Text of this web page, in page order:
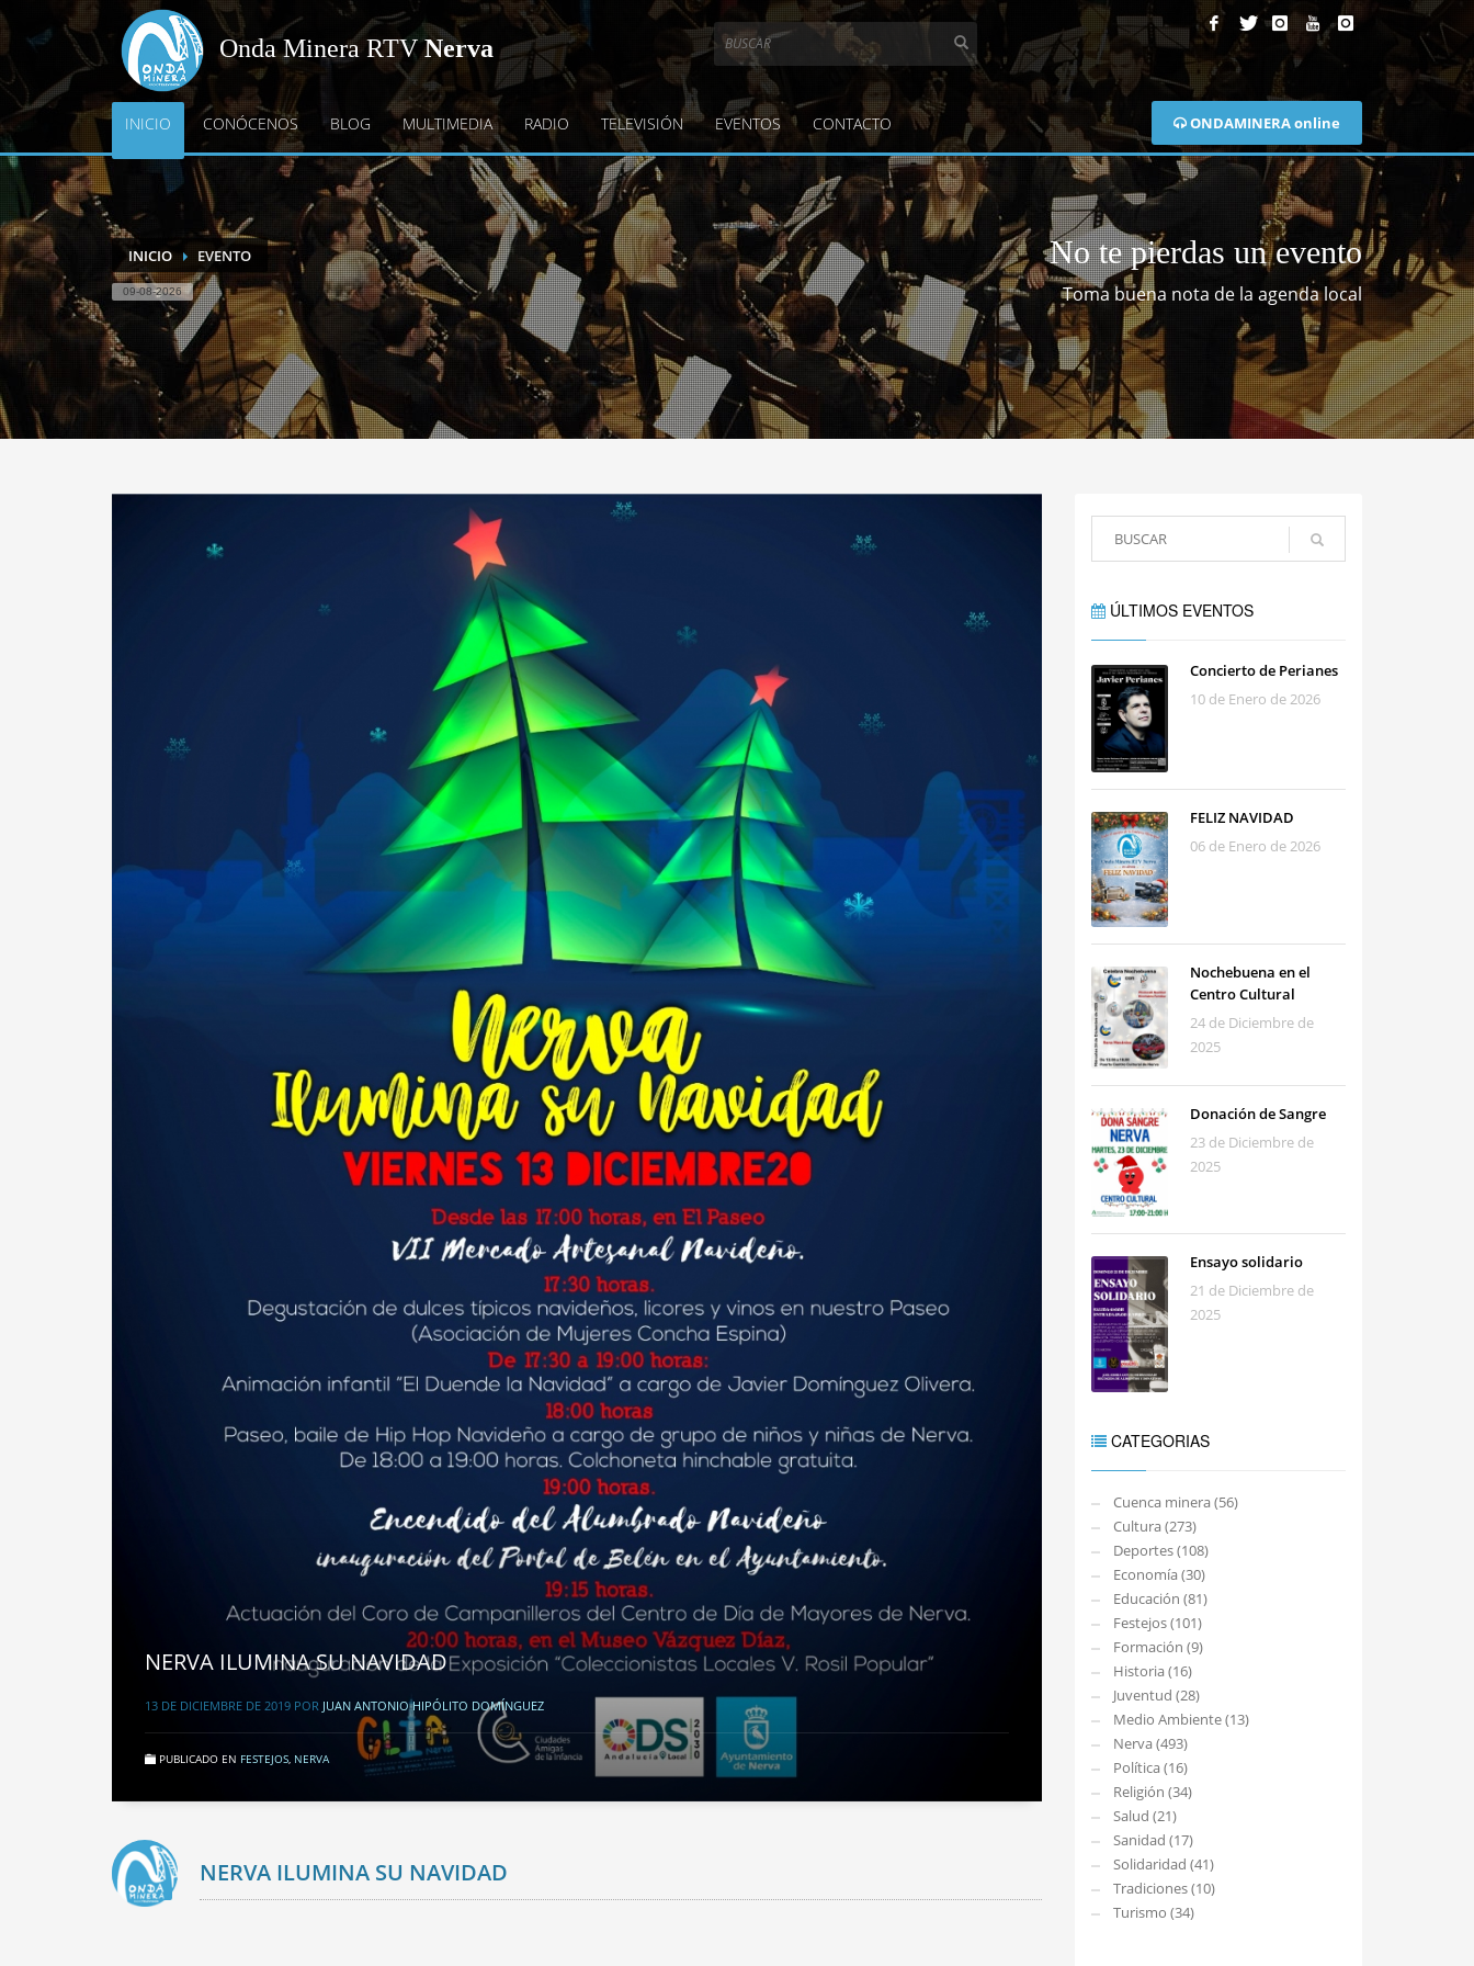
Onda Minera RTVNerva
ONDAMINERA online
INICIO CONÓCENOS BLOG MULTIMEDIA RADIO TELEVISIÓN EVENTOS CONTACTO
INICIO EVENTO
09-08-2026
No te pierdas un evento
Toma buena nota de la agenda local
NERVA ILUMINA SU NAVIDAD
13 DE DICIEMBRE DE 2019 POR JUAN ANTONIO HIPÓLITO DOMÍNGUEZ
PUBLICADO EN FESTEJOS, NERVA
NERVA ILUMINA SU NAVIDAD
ÚLTIMOS EVENTOS
Concierto de Perianes
10 de Enero de 2026
FELIZ NAVIDAD
06 de Enero de 2026
Nochebuena en el
Centro Cultural
24 de Diciembre de
2025
Donación de Sangre
23 de Diciembre de
2025
Ensayo solidario
21 de Diciembre de
2025
CATEGORIAS
Cuenca minera (56)
Cultura (273)
Deportes (108)
Economía (30)
Educación (81)
Festejos (101)
Formación (9)
Historia (16)
Juventud (28)
Medio Ambiente (13)
Nerva (493)
Política (16)
Religión (34)
Salud (21)
Sanidad (17)
Solidaridad (41)
Tradiciones (10)
Turismo (34)